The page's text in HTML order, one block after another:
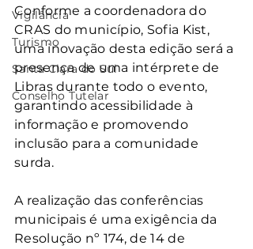
Vigilância
Turismo
Santa Clara do Sul
Conselho Tutelar
Conforme a coordenadora do
CRAS do município, Sofia Kist,
uma inovação desta edição será a
presença de uma intérprete de
Libras durante todo o evento,
garantindo acessibilidade à
informação e promovendo
inclusão para a comunidade
surda.
A realização das conferências
municipais é uma exigência da
Resolução nº 174, de 14 de